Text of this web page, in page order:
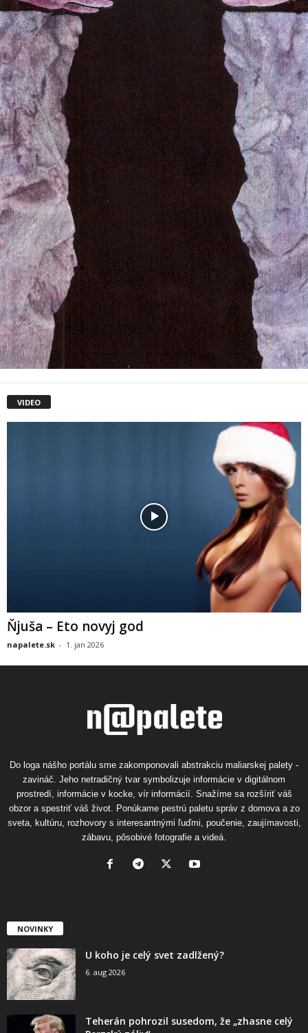
VIDEO
Ňjuša – Eto novyj god
napalete.sk - 1. jan 2026
Do loga nášho portálu sme zakomponovali abstrakciu maliarskej palety -
zavináč. Jeho netradičný tvar symbolizuje informácie v digitálnom
prostredí, informácie v kocke, vír informácií. Snažíme sa rozšíriť váš
obzor a spestriť váš život. Ponúkame pestrú paletu správ z domova a zo
sveta, kultúru, rozhovory s interesantnými ľuďmi, poučenie, zaujímavosti,
zábavu, pôsobivé fotografie a videá.
NOVINKY
U koho je celý svet zadlžený?
6. aug 2026
Teherán pohrozil susedom, že „zhasne celý